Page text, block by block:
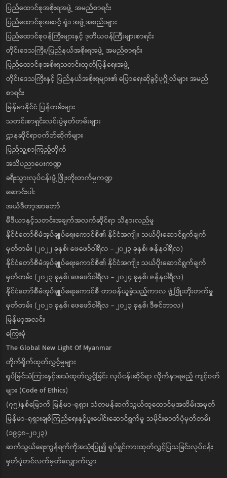
ပြည်ထောင်စုအစိုးရအဖွဲ့ အမည်စာရင်း
ပြည်ထောင်စုအဆင့် ရုံး၊ အဖွဲ့အစည်းများ
ပြည်ထောင်စုဝန်ကြီးများနှင့် ဒုတိယဝန်ကြီးများစာရင်း
တိုင်းဒေသကြီး/ပြည်နယ်အစိုးရအဖွဲ့ အမည်စာရင်း
ပြည်ထောင်စုအစိုးရသတင်းထုတ်ပြန်ရေးအဖွဲ့
တိုင်းဒေသကြီးနှင့် ပြည်နယ်အစိုးရများ၏ ပြောရေးဆိုခွင့်ပုဂ္ဂိုလ်များ အမည်
စာရင်း
မြန်မာနိုင်ငံ ပြန်တမ်းများ
သတင်းစာရှင်းလင်းပွဲမှတ်တမ်းများ
ဌာနဆိုင်ရာဝက်ဘ်ဆိုက်များ
ပြည်သူ့စာကြည့်တိုက်
အသိပညာပေးကဏ္ဍ
ခရီးသွားလုပ်ငန်းဖွံ့ဖြိုးတိုးတက်မှုကဏ္ဍ
ဆောင်းပါး
အယ်ဒီတာ့အာဘော်
မီဒီယာနှင့်သတင်းအချက်အလက်ဆိုင်ရာ သိနားလည်မှု
နိုင်ငံတော်စီမံအုပ်ချုပ်ရေးကောင်စီ၏ နိုင်ငံအကျိုး သယ်ပိုးဆောင်ရွက်ချက်
မှတ်တမ်း (၂၀၂၂ ခုနှစ်၊ ဖေဖော်ဝါရီလ - ၂၀၂၃ ခုနှစ်၊ ဇန်နဝါရီလ)
နိုင်ငံတော်စီမံအုပ်ချုပ်ရေးကောင်စီ၏ နိုင်ငံအကျိုး သယ်ပိုးဆောင်ရွက်ချက်
မှတ်တမ်း (၂၀၂၃ ခုနှစ်၊ ဖေဖော်ဝါရီလ - ၂၀၂၄ ခုနှစ်၊ ဇန်နဝါရီလ)
နိုင်ငံတော်စီမံအုပ်ချုပ်ရေးကောင်စီ တာဝန်ယူခဲ့သည့်ကာလ ဖွံ့ဖြိုးတိုးတက်မှု
မှတ်တမ်း (၂၀၂၁ ခုနှစ်၊ ဖေဖော်ဝါရီလ - ၂၀၂၃ ခုနှစ်၊ ဒီဇင်ဘာလ)
မြန်မာ့အလင်း
ကြေးမုံ
The Global New Light Of Myanmar
တိုက်ရိုက်ထုတ်လွှင့်မှုများ
ရုပ်မြင်သံကြားနှင့်အသံထုတ်လွှင့်ခြင်း လုပ်ငန်းဆိုင်ရာ လိုက်နာရမည့် ကျင့်ဝတ်
များ (Code of Ethics)
(၇၅)နှစ်မြောက် မြန်မာ-ရုရှား သံတမန်ဆက်သွယ်ထူထောင်မှုအထိမ်းအမှတ်
မြန်မာ-ရုရှားချစ်ကြည်ရေးနှင့်ပူးပေါင်းဆောင်ရွက်မှု သမိုင်းဓာတ်ပုံမှတ်တမ်း
(၁၉၄၈-၂၀၂၃)
ဆက်သွယ်ရေးကွန်ရက်ကိုအသုံးပြု၍ ရုပ်ရှင်ကားထုတ်လွှင့်ပြသခြင်းလုပ်ငန်း
မှတ်ပုံတင်လက်မှတ်လျှောက်လွှာ